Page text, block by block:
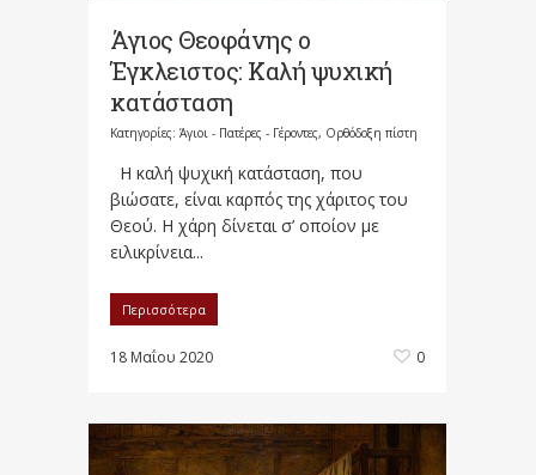
Άγιος Θεοφάνης ο
Έγκλειστος: Καλή ψυχική
κατάσταση
Κατηγορίες: Άγιοι - Πατέρες - Γέροντες, Ορθόδοξη πίστη
Η καλή ψυχική κατάσταση, που
βιώσατε, είναι καρπός της χάριτος του
Θεού. Η χάρη δίνεται σ’ οποίον με
ειλικρίνεια...
Περισσότερα
18 Μαΐου 2020 0